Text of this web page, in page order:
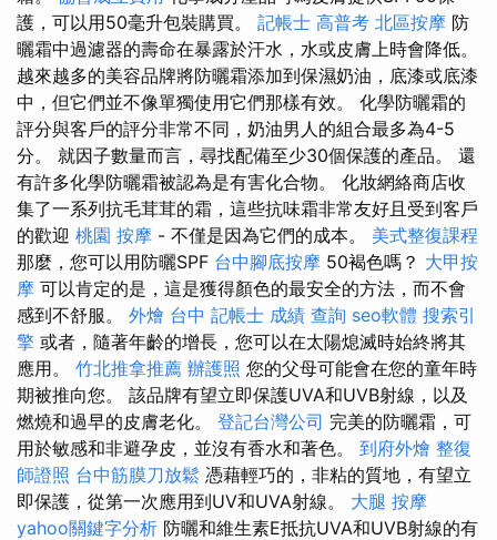
護，可以用50毫升包裝購買。 記帳士 高普考 北區按摩 防
曬霜中過濾器的壽命在暴露於汗水，水或皮膚上時會降低。
越來越多的美容品牌將防曬霜添加到保濕奶油，底漆或底漆
中，但它們並不像單獨使用它們那樣有效。 化學防曬霜的
評分與客戶的評分非常不同，奶油男人的組合最多為4-5
分。 就因子數量而言，尋找配備至少30個保護的產品。 還
有許多化學防曬霜被認為是有害化合物。 化妝網絡商店收
集了一系列抗毛茸茸的霜，這些抗味霜非常友好且受到客戶
的歡迎 桃園 按摩 - 不僅是因為它們的成本。 美式整復課程
那麼，您可以用防曬SPF 台中腳底按摩 50褐色嗎？ 大甲按
摩 可以肯定的是，這是獲得顏色的最安全的方法，而不會
感到不舒服。 外燴 台中 記帳士 成績 查詢 seo軟體 搜索引
擎 或者，隨著年齡的增長，您可以在太陽熄滅時始終將其
應用。 竹北推拿推薦 辦護照 您的父母可能會在您的童年時
期被推向您。 該品牌有望立即保護UVA和UVB射線，以及
燃燒和過早的皮膚老化。 登記台灣公司 完美的防曬霜，可
用於敏感和非避孕皮，並沒有香水和著色。 到府外燴 整復
師證照 台中筋膜刀放鬆 憑藉輕巧的，非粘的質地，有望立
即保護，從第一次應用到UV和UVA射線。 大腿 按摩
yahoo關鍵字分析 防曬和維生素E抵抗UVA和UVB射線的有